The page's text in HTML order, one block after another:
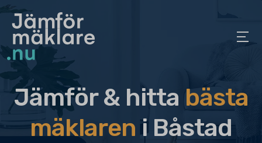
Jämför & hitta bästa
mäklareni Båstad